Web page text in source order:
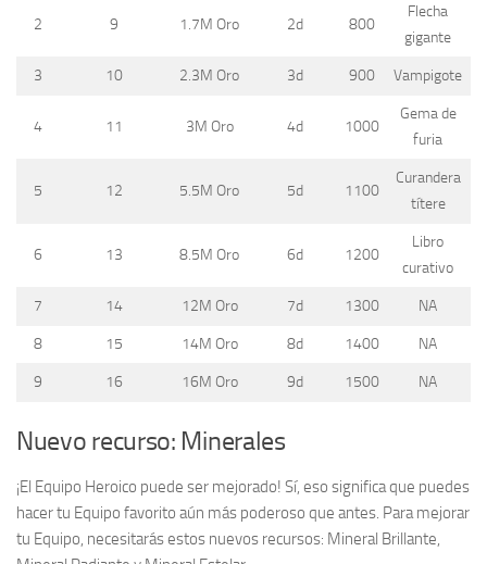
2 9 1.7M Oro 2d 800
Flecha
gigante
3 10 2.3M Oro 3d 900 Vampigote
4 11 3M Oro 4d 1000
Gema de
furia
5 12 5.5M Oro 5d 1100
Curandera
títere
6 13 8.5M Oro 6d 1200
Libro
curativo
7 14 12M Oro 7d 1300 NA
8 15 14M Oro 8d 1400 NA
9 16 16M Oro 9d 1500 NA
Nuevo recurso: Minerales
¡El Equipo Heroico puede ser mejorado! Sí, eso significa que puedes
hacer tu Equipo favorito aún más poderoso que antes. Para mejorar
tu Equipo, necesitarás estos nuevos recursos: Mineral Brillante,